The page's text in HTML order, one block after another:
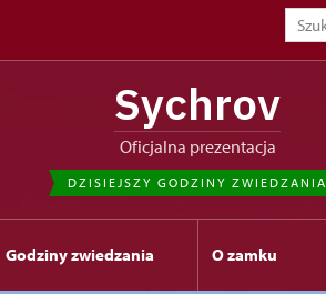
Sychrov
Oficjalna prezentacja
DZISIEJSZY GODZINY ZWIEDZANIA
Godziny zwiedzania O zamku